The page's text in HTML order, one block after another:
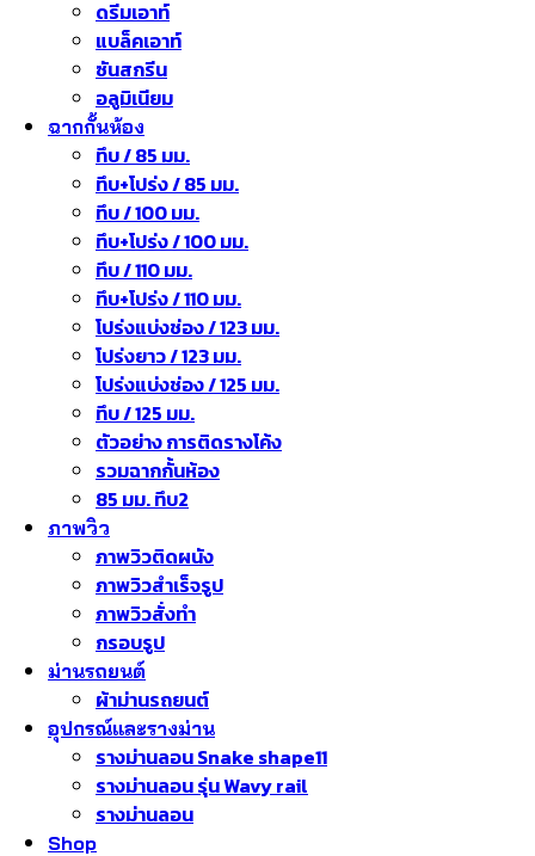
ดรีมเอาท์
แบล็คเอาท์
ซันสกรีน
อลูมิเนียม
ฉากกั้นห้อง
ทึบ / 85 มม.
ทึบ+โปร่ง / 85 มม.
ทึบ / 100 มม.
ทึบ+โปร่ง / 100 มม.
ทึบ / 110 มม.
ทึบ+โปร่ง / 110 มม.
โปร่งแบ่งช่อง / 123 มม.
โปร่งยาว / 123 มม.
โปร่งแบ่งช่อง / 125 มม.
ทึบ / 125 มม.
ตัวอย่าง การติดรางโค้ง
รวมฉากกั้นห้อง
85 มม. ทึบ2
ภาพวิว
ภาพวิวติดผนัง
ภาพวิวสำเร็จรูป
ภาพวิวสั่งทำ
กรอบรูป
ม่านรถยนต์
ผ้าม่านรถยนต์
อุปกรณ์และรางม่าน
รางม่านลอน Snake shape11
รางม่านลอน รุ่น Wavy rail
รางม่านลอน
Shop